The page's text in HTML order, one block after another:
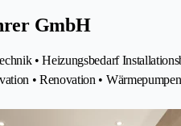
GmbH
• Heizungsbedarf
• Renovation •